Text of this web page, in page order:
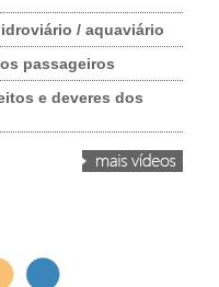
/ aquaviário
passageiros
e deveres dos